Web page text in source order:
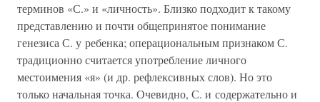
терминов «С.» и «личность». Близко подходит к такому
представлению и почти общепринятое понимание
генезиса С. у ребенка; операциональным признаком С.
традиционно считается употребление личного
местоимения «я» (и др. рефлексивных слов). Но это
только начальная точка. Очевидно, С. и содержательно и